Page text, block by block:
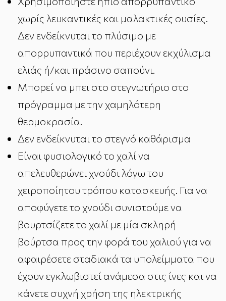
χωρίς λευκαντικές και μαλακτικές ουσίες.
Δεν ενδείκνυται το πλύσιμο με
απορρυπαντικά που περιέχουν εκχύλισμα
ελιάς ή/και πράσινο σαπούνι.
Μπορεί να μπει στο στεγνωτήριο στο
πρόγραμμα με την χαμηλότερη
θερμοκρασία.
Δεν ενδείκνυται το στεγνό καθάρισμα
Είναι φυσιολογικό το χαλί να
απελευθερώνει χνούδι λόγω του
χειροποίητου τρόπου κατασκευής. Για να
αποφύγετε το χνούδι συνιστούμε να
βουρτσίζετε το χαλί με μία σκληρή
βούρτσα προς την φορά του χαλιού για να
αφαιρέσετε σταδιακά τα υπολείμματα που
έχουν εγκλωβιστεί ανάμεσα στις ίνες και να
κάνετε συχνή χρήση της ηλεκτρικής